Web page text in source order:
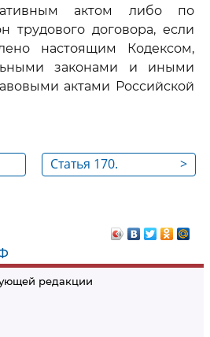
редакции
актом либо по
трудового договора, если
настоящим Кодексом,
законами и иными
актами Российской
>
Статья 170.
работникам,
привлекаемым к
исполнению
государственных